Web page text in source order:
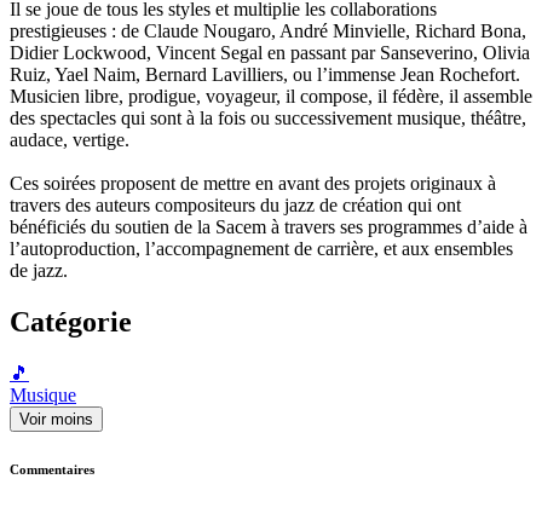
Il se joue de tous les styles et multiplie les collaborations
prestigieuses : de Claude Nougaro, André Minvielle, Richard Bona,
Didier Lockwood, Vincent Segal en passant par Sanseverino, Olivia
Ruiz, Yael Naim, Bernard Lavilliers, ou l’immense Jean Rochefort.
Musicien libre, prodigue, voyageur, il compose, il fédère, il assemble
des spectacles qui sont à la fois ou successivement musique, théâtre,
audace, vertige.
Ces soirées proposent de mettre en avant des projets originaux à
travers des auteurs compositeurs du jazz de création qui ont
bénéficiés du soutien de la Sacem à travers ses programmes d’aide à
l’autoproduction, l’accompagnement de carrière, et aux ensembles
de jazz.
Catégorie
🎵
Musique
Voir moins
Commentaires